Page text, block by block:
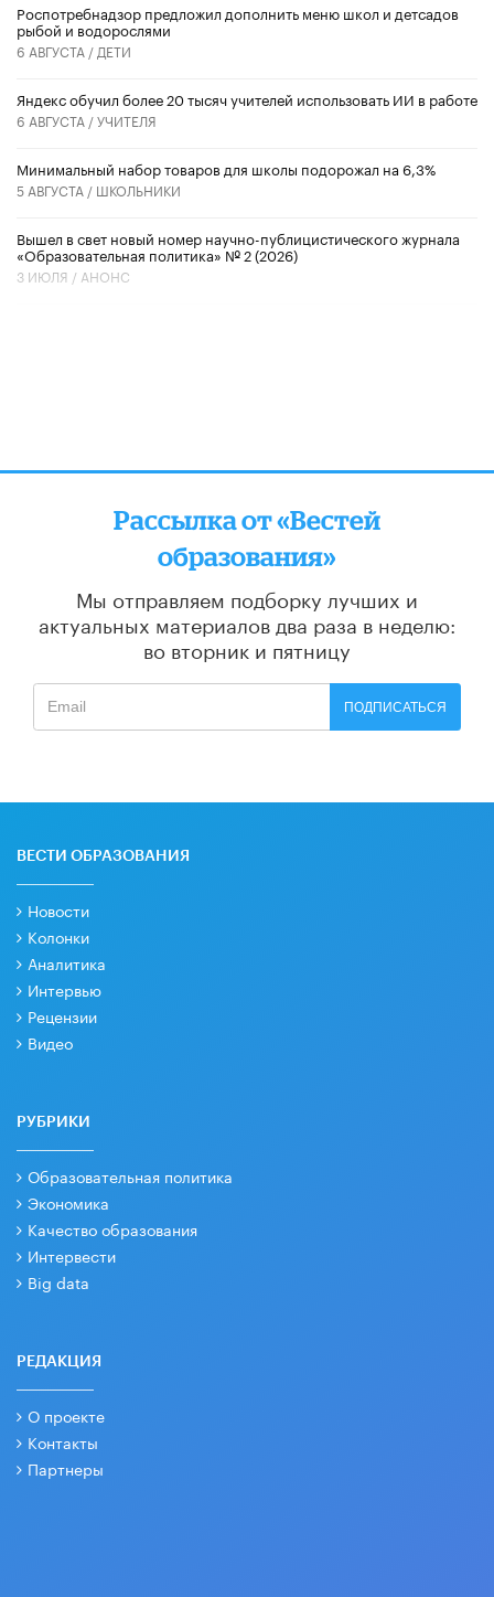
Роспотребнадзор предложил дополнить меню школ и детсадов
рыбой и водорослями
6 АВГУСТА / ДЕТИ
​Яндекс обучил более 20 тысяч учителей использовать ИИ в работе
6 АВГУСТА /УЧИТЕЛЯ
Минимальный набор товаров для школы подорожал на 6,3%
5 АВГУСТА / ШКОЛЬНИКИ
Вышел в свет новый номер научно-публицистического журнала
«Образовательная политика» № 2 (2026)
3 ИЮЛЯ / АНОНС
Рассылка от «Вестей
образования»
Мы отправляем подборку лучших и
актуальных материалов два раза в неделю:
во вторник и пятницу
ПОДПИСАТЬСЯ
ВЕСТИ ОБРАЗОВАНИЯ
Новости
Колонки
Аналитика
Интервью
Рецензии
Видео
РУБРИКИ
Образовательная политика
Экономика
Качество образования
Интервести
Big data
РЕДАКЦИЯ
О проекте
Контакты
Партнеры